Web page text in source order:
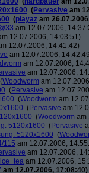
(Pervasive am
(playaz am
am 12.07.2006,
12.07.2006, 14:03:51)
12.07.2006, 14:41:42)
am 12.07.2006,
am 12.07.2006,
am 12.07.2006,
(Woodworm am
(Pervasive am
(Woodworm am
(Pervasive am
(Woodworm am
5120x1600 (Pervasive
5120x1600 (
115 am 12.07.2006,
am 12.07.2006,
am 12.07.2006,
am 12.07.2006, 17:08:40)